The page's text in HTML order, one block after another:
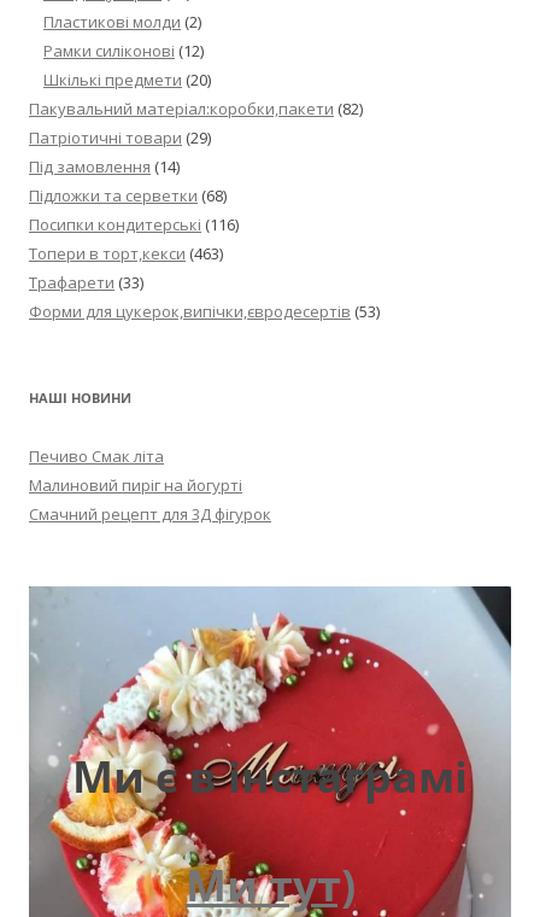
Пластикові молди (2)
Рамки силіконові (12)
Шкількі предмети (20)
Пакувальний матеріал:коробки,пакети (82)
Патріотичні товари (29)
Під замовлення (14)
Підложки та серветки (68)
Посипки кондитерські (116)
Топери в торт,кекси (463)
Трафарети (33)
Форми для цукерок,випічки,євродесертів (53)
НАШІ НОВИНИ
Печиво Смак літа
Малиновий пиріг на йогурті
Смачний рецепт для 3Д фігурок
Ми є в інстаграмі
Ми тут)